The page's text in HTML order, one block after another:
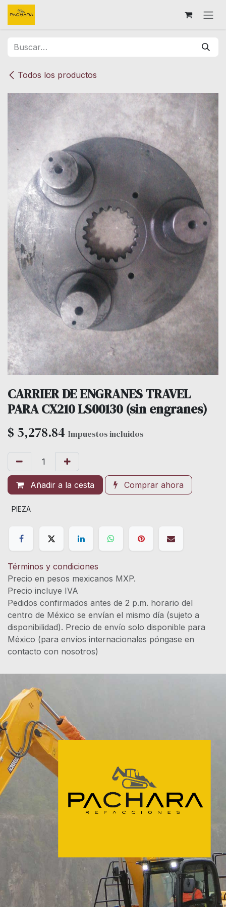
Ir al contenido
Todos los productos
CARRIER DE ENGRANES TRAVEL
PARA CX210 LS00130 (sin engranes)
$ 5,278.84 Impuestos incluidos
Añadir a la cesta Comprar ahora
PIEZA
Términos y condiciones
Precio en pesos mexicanos MXP.
Precio incluye IVA
Pedidos confirmados antes de 2 p.m. horario del
centro de México se envían el mismo día (sujeto a
disponibilidad). Precio de envío solo disponible para
México (para envíos internacionales póngase en
contacto con nosotros)